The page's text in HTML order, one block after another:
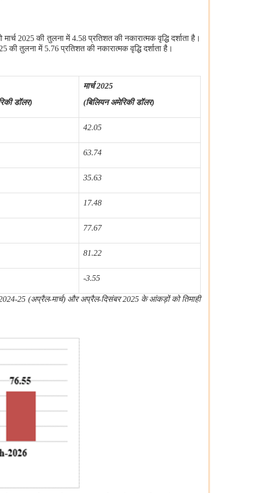
2025 की तुलना में 4.58 प्रतिशत की नकारात्मक वृद्धि दर्शाता है।
तुलना में 5.76 प्रतिशत की नकारात्मक वृद्धि दर्शाता है।
डॉलर)
मार्च2025
(बिलियन अमेरिकी डॉलर)
42.05
63.74
35.63
17.48
77.67
81.22
-3.55
25 (अप्रैल-मार्च) और अप्रैल-दिसंबर 2025 के आंकड़ों को तिमाही